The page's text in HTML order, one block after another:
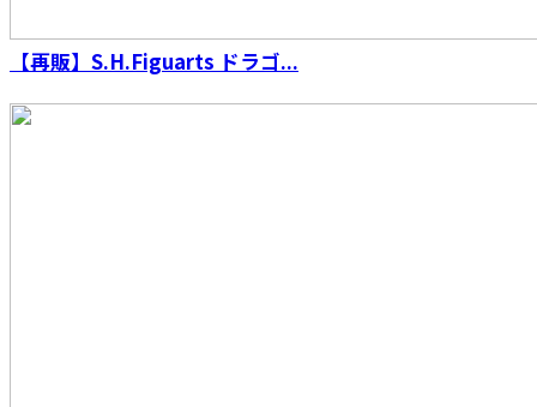
S.H.Figuarts （真骨彫製法） 仮面ライダーファ
イズ
【再販】S.H.Figuarts ドラゴ...